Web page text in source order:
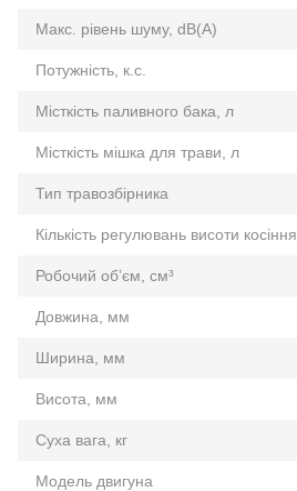
Макс. рівень шуму, dB(A)
Потужність, к.с.
Місткість паливного бака, л
Місткість мішка для трави, л
Тип травозбірника
Кількість регулювань висоти косіння
Робочий об’єм, см³
Довжина, мм
Ширина, мм
Висота, мм
Суха вага, кг
Модель двигуна